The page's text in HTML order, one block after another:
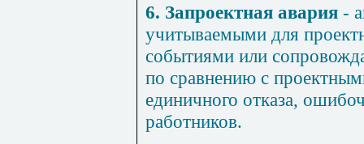
6. Запроектная авария -
учитываемыми для
событиями или
по сравнению с
единичного отказа,
работников.